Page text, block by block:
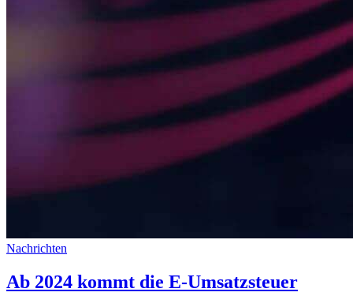
Nachrichten
Ab 2024 kommt die E-Umsatzsteuer